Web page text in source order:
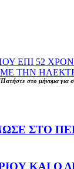
ΕΠΙ 52
ΜΕ ΤΗΝ
στο μήνυμα για
ΣΤΟ
ΚΑΙ Ο